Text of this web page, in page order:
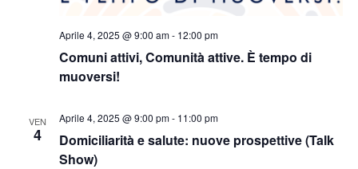
Comuni attivi, Comunità attive. È tempo di
muoversi!
Aprile 4, 2025 @ 9:00 am- 12:00 pm
VEN
4
Domiciliarità e salute: nuove prospettive (Talk
Show)
Aprile 4, 2025 @ 9:00 pm- 11:00 pm